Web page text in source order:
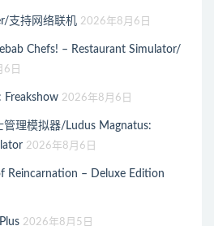
支持网络联机 2026年8月6日
Chefs! – Restaurant Simulator/
6日
2026年8月6日
理模拟器/Ludus Magnatus:
2026年8月6日
Reincarnation – Deluxe Edition
2026年8月5日